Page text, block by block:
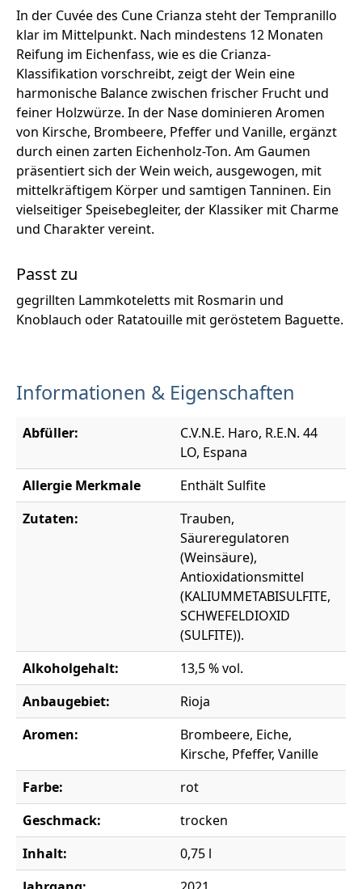
In der Cuvée des Cune Crianza steht der Tempranillo
klar im Mittelpunkt. Nach mindestens 12 Monaten
Reifung im Eichenfass, wie es die Crianza-
Klassifikation vorschreibt, zeigt der Wein eine
harmonische Balance zwischen frischer Frucht und
feiner Holzwürze. In der Nase dominieren Aromen
von Kirsche, Brombeere, Pfeffer und Vanille, ergänzt
durch einen zarten Eichenholz-Ton. Am Gaumen
präsentiert sich der Wein weich, ausgewogen, mit
mittelkräftigem Körper und samtigen Tanninen. Ein
vielseitiger Speisebegleiter, der Klassiker mit Charme
und Charakter vereint.
Passt zu
gegrillten Lammkoteletts mit Rosmarin und
Knoblauch oder Ratatouille mit geröstetem Baguette.
Informationen & Eigenschaften
Abfüller:
C.V.N.E. Haro, R.E.N. 44
LO, Espana
Allergie Merkmale
Enthält Sulfite
Zutaten:
Trauben,
Säureregulatoren
(Weinsäure),
Antioxidationsmittel
(KALIUMMETABISULFITE,
SCHWEFELDIOXID
(SULFITE)).
Alkoholgehalt:
13,5 % vol.
Anbaugebiet:
Rioja
Aromen:
Brombeere, Eiche,
Kirsche, Pfeffer, Vanille
Farbe:
rot
Geschmack:
trocken
Inhalt:
0,75 l